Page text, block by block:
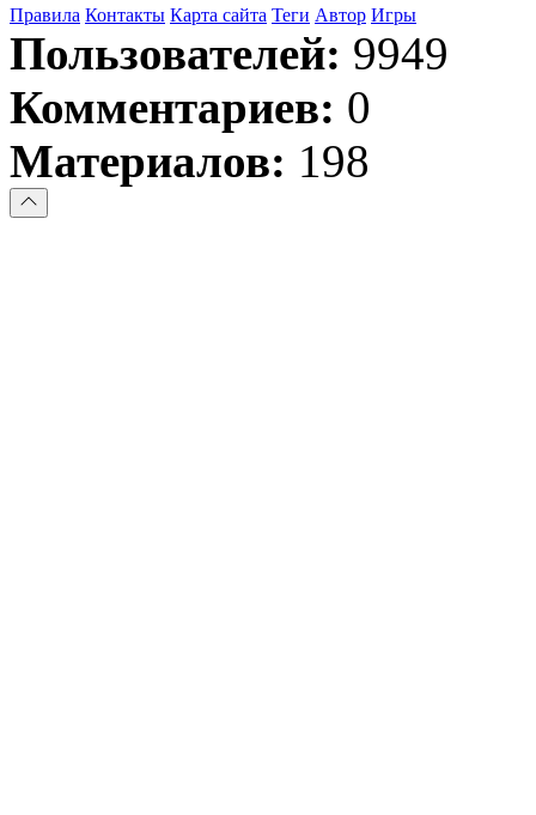
Правила Контакты Карта сайта Теги Автор Игры
Пользователей: 9949
Комментариев: 0
Материалов: 198